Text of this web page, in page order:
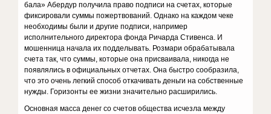
бала» Абердур получила право подписи на счетах, которые
фиксировали суммы пожертвований. Однако на каждом чеке
необходимы были и другие подписи, например
исполнительного директора фонда Ричарда Стивенса. И
мошенница начала их подделывать. Розмари обраба­тывала
счета так, что суммы, которые она присваивала, никогда не
появлялись в офи­циальных отчетах. Она быстро сообрази­ла,
что это очень легкий способ откачивать деньги на собственные
нужды. Гори­зонты ее жизни значительно расширились.
Основная масса денег со счетов обще­ства исчезла между